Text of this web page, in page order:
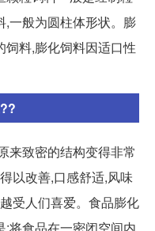
,一般为圆柱体形状。膨
料,膨化饲料因适口性
来致密的结构变得非常
以改善,口感舒适,风味
受人们喜爱。食品膨化